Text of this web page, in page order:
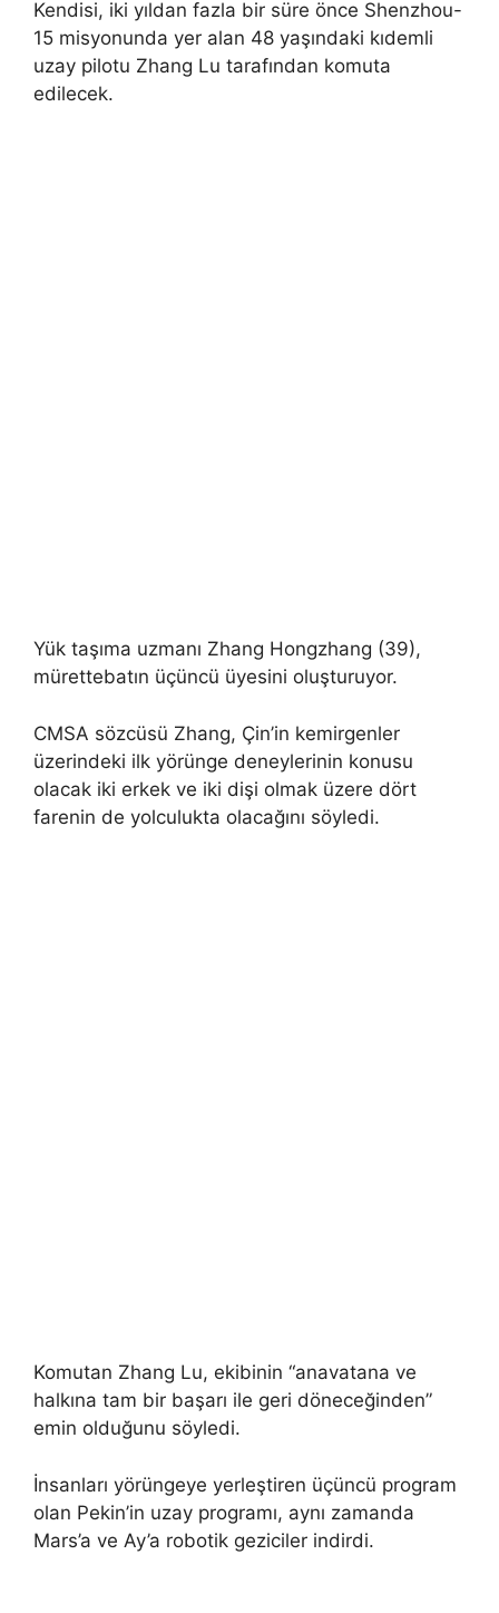
Kendisi, iki yıldan fazla bir süre önce Shenzhou-
15 misyonunda yer alan 48 yaşındaki kıdemli
uzay pilotu Zhang Lu tarafından komuta
edilecek.
Yük taşıma uzmanı Zhang Hongzhang (39),
mürettebatın üçüncü üyesini oluşturuyor.
CMSA sözcüsü Zhang, Çin’in kemirgenler
üzerindeki ilk yörünge deneylerinin konusu
olacak iki erkek ve iki dişi olmak üzere dört
farenin de yolculukta olacağını söyledi.
Komutan Zhang Lu, ekibinin “anavatana ve
halkına tam bir başarı ile geri döneceğinden”
emin olduğunu söyledi.
İnsanları yörüngeye yerleştiren üçüncü program
olan Pekin’in uzay programı, aynı zamanda
Mars’a ve Ay’a robotik geziciler indirdi.